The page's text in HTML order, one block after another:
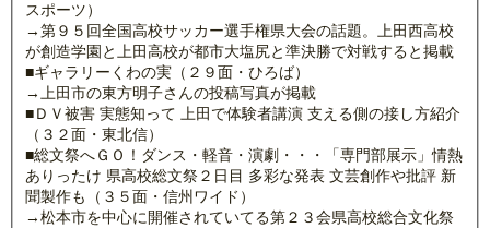
スポーツ）
→第９５回全国高校サッカー選手権県大会の話題。上田西高校
が創造学園と上田高校が都市大塩尻と準決勝で対戦すると掲載
■ギャラリーくわの実（２９面・ひろば）
→上田市の東方明子さんの投稿写真が掲載
■ＤＶ被害 実態知って 上田で体験者講演 支える側の接し方紹介
（３２面・東北信）
■総文祭へＧＯ！ダンス・軽音・演劇・・・「専門部展示」情熱
ありったけ 県高校総文祭２日目 多彩な発表 文芸創作や批評 新
聞製作も（３５面・信州ワイド）
→松本市を中心に開催されていてる第２３会県高校総合文化祭